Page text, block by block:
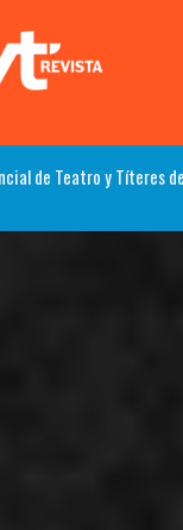
de Teatro y Títeres